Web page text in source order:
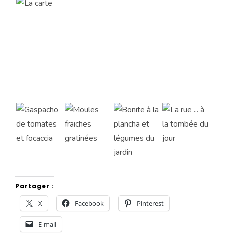
Partager :
X Facebook Pinterest
E-mail